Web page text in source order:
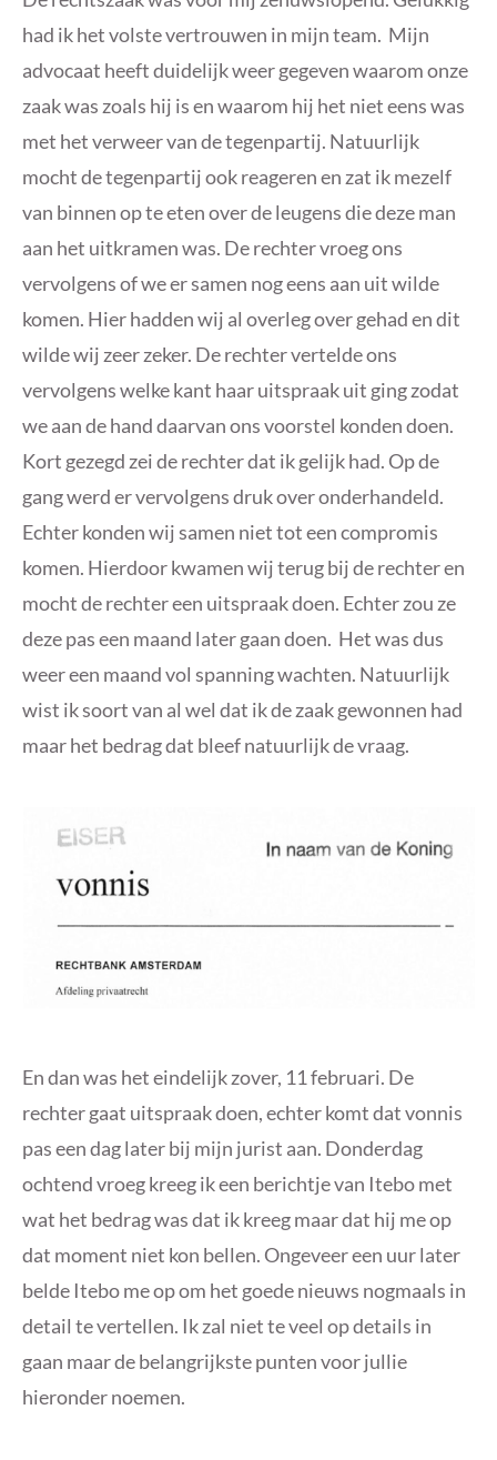
had ik het volste vertrouwen in mijn team. Mijn
advocaat heeft duidelijk weer gegeven waarom onze
zaak was zoals hij is en waarom hij het niet eens was
met het verweer van de tegenpartij. Natuurlijk
mocht de tegenpartij ook reageren en zat ik mezelf
van binnen op te eten over de leugens die deze man
aan het uitkramen was. De rechter vroeg ons
vervolgens of we er samen nog eens aan uit wilde
komen. Hier hadden wij al overleg over gehad en dit
wilde wij zeer zeker. De rechter vertelde ons
vervolgens welke kant haar uitspraak uit ging zodat
we aan de hand daarvan ons voorstel konden doen.
Kort gezegd zei de rechter dat ik gelijk had. Op de
gang werd er vervolgens druk over onderhandeld.
Echter konden wij samen niet tot een compromis
komen. Hierdoor kwamen wij terug bij de rechter en
mocht de rechter een uitspraak doen. Echter zou ze
deze pas een maand later gaan doen. Het was dus
weer een maand vol spanning wachten. Natuurlijk
wist ik soort van al wel dat ik de zaak gewonnen had
maar het bedrag dat bleef natuurlijk de vraag.
En dan was het eindelijk zover, 11 februari. De
rechter gaat uitspraak doen, echter komt dat vonnis
pas een dag later bij mijn jurist aan. Donderdag
ochtend vroeg kreeg ik een berichtje van Itebo met
wat het bedrag was dat ik kreeg maar dat hij me op
dat moment niet kon bellen. Ongeveer een uur later
belde Itebo me op om het goede nieuws nogmaals in
detail te vertellen. Ik zal niet te veel op details in
gaan maar de belangrijkste punten voor jullie
hieronder noemen.